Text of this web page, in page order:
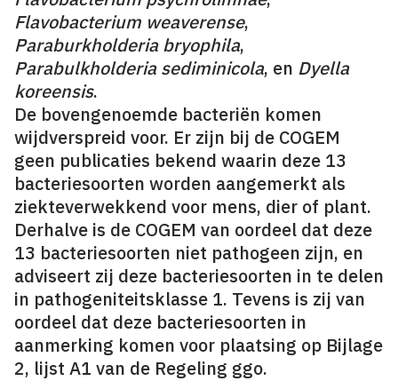
Flavobacterium weaverense,
Paraburkholderia bryophila,
Parabulkholderia sediminicola, en Dyella
koreensis.
De bovengenoemde bacteriën komen
wijdverspreid voor. Er zijn bij de COGEM
geen publicaties bekend waarin deze 13
bacteriesoorten worden aangemerkt als
ziekteverwekkend voor mens, dier of plant.
Derhalve is de COGEM van oordeel dat deze
13 bacteriesoorten niet pathogeen zijn, en
adviseert zij deze bacteriesoorten in te delen
in pathogeniteitsklasse 1. Tevens is zij van
oordeel dat deze bacteriesoorten in
aanmerking komen voor plaatsing op Bijlage
2, lijst A1 van de Regeling ggo.